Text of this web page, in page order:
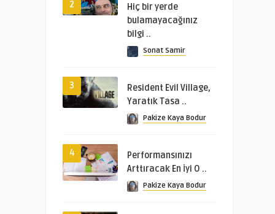
2
Hiç bir yerde
bulamayacağınız
bilgi ..
Sonat Samir
3
Resident Evil Village,
Yaratık Tasa ..
Pakize Kaya Bodur
4
Performansınızı
Arttıracak En İyi O ..
Pakize Kaya Bodur